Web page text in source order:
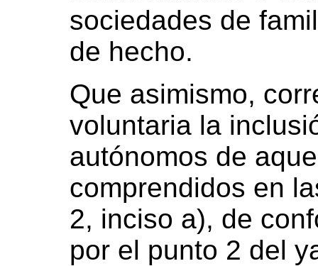
sociedades de
de hecho.
Que asimismo,
voluntaria la
autónomos de
comprendidos en
2, inciso a), de
por el punto 2 del